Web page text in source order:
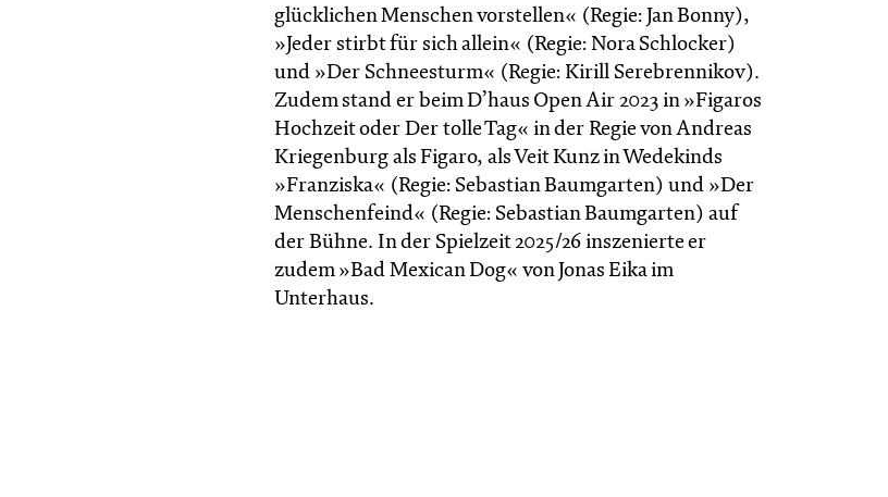
glück­lichen Menschen vorstellen« (Regie: Jan Bonny),
»Jeder stirbt für sich allein« (Regie: Nora Schlocker)
und »Der Schneesturm« (Regie: Kirill Serebrennikov).
Zudem stand er beim D’haus Open Air 2023 in »Figaros
Hochzeit oder Der tolle Tag« in der Regie von Andreas
Kriegenburg als Figaro, als Veit Kunz in Wedekinds
»Franziska« (Regie: Sebastian Baumgarten) und »Der
Menschenfeind« (Regie: Sebastian Baumgarten) auf
der Bühne. In der Spielzeit 2025/26 inszenierte er
zudem »Bad Mexican Dog« von Jonas Eika im
Unterhaus.